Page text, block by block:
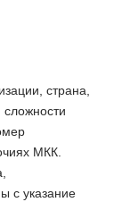
страна,
сложности
МКК.
с указание